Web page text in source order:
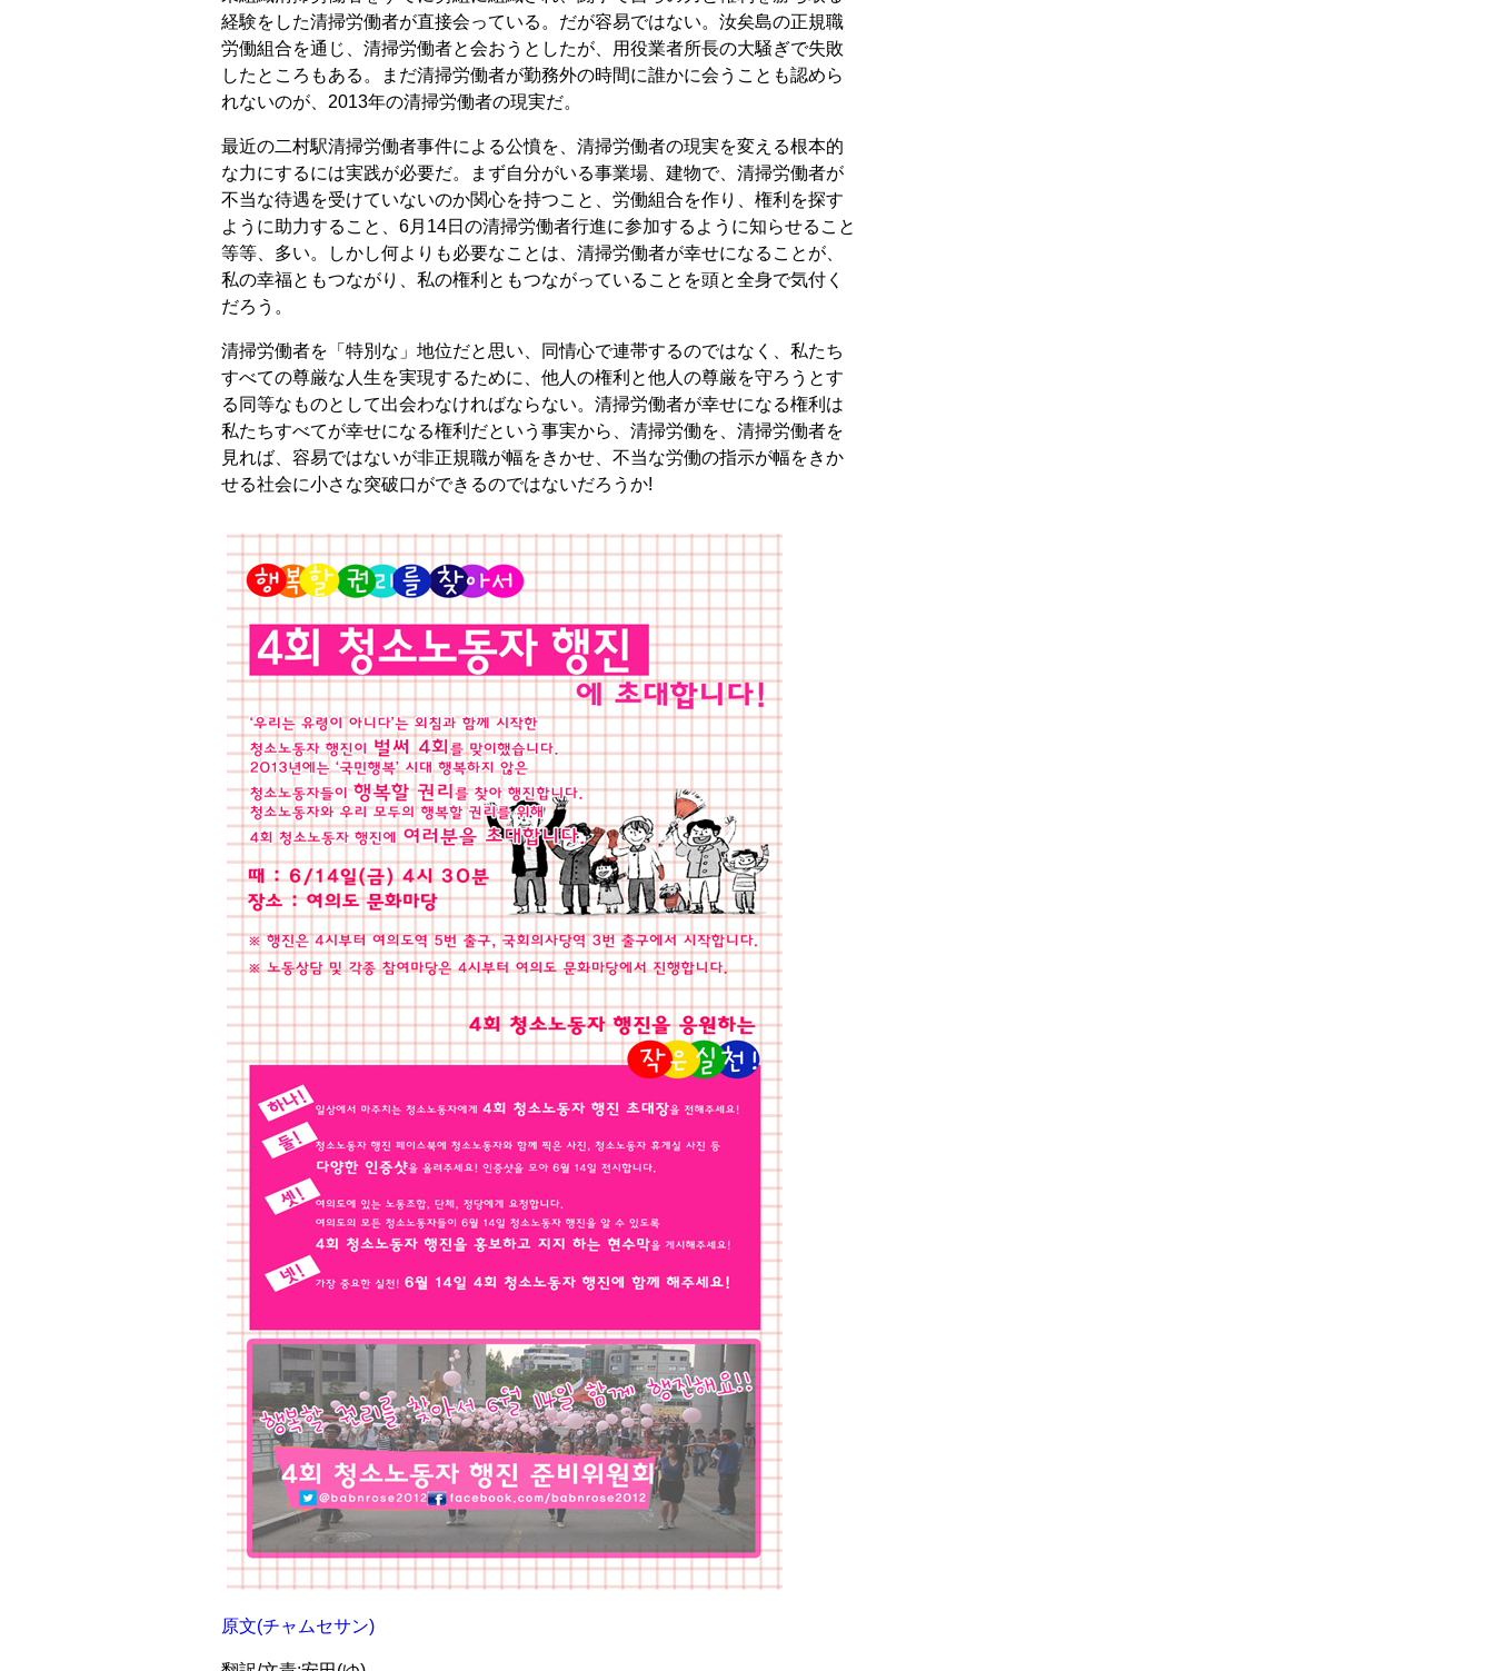
経験をした清掃労働者が直接会っている。だが容易ではない。汝矣島の正規職
労働組合を通じ、清掃労働者と会おうとしたが、用役業者所長の大騒ぎで失敗
したところもある。まだ清掃労働者が勤務外の時間に誰かに会うことも認めら
れないのが、2013年の清掃労働者の現実だ。
最近の二村駅清掃労働者事件による公憤を、清掃労働者の現実を変える根本的
な力にするには実践が必要だ。まず自分がいる事業場、建物で、清掃労働者が
不当な待遇を受けていないのか関心を持つこと、労働組合を作り、権利を探す
ように助力すること、6月14日の清掃労働者行進に参加するように知らせること
等等、多い。しかし何よりも必要なことは、清掃労働者が幸せになることが、
私の幸福ともつながり、私の権利ともつながっていることを頭と全身で気付く
だろう。
清掃労働者を「特別な」地位だと思い、同情心で連帯するのではなく、私たち
すべての尊厳な人生を実現するために、他人の権利と他人の尊厳を守ろうとす
る同等なものとして出会わなければならない。清掃労働者が幸せになる権利は
私たちすべてが幸せになる権利だという事実から、清掃労働を、清掃労働者を
見れば、容易ではないが非正規職が幅をきかせ、不当な労働の指示が幅をきか
せる社会に小さな突破口ができるのではないだろうか!
原文(チャムセサン)